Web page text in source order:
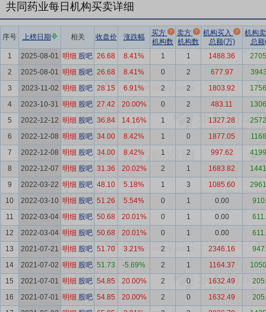
共同药业每日机构买卖详细
序号 上榜日期 相关 收盘价 涨跌幅
买方
机构数
卖方
机构数
机构买入
总额(万)
机构
总
1
2025-08-01 明细 股吧 26.68 8.41% 1 1 1488.36
2
2025-08-01 明细 股吧 26.68 8.41% 0 2 677.97
3
2023-11-02 明细 股吧 28.15 6.91% 2 2 1803.92
4
2023-10-31 明细 股吧 27.42 20.00% 0 2 483.11
5
2022-12-12 明细 股吧 36.84 14.16% 1 2 1327.28
6
2022-12-08 明细 股吧 34.00 8.42% 1 0 1877.05
7
2022-12-08 明细 股吧 34.00 8.42% 1 2 997.62
8
2022-12-07 明细 股吧 31.36 20.02% 2 1 1683.82
9
2022-03-22 明细 股吧 48.10 5.18% 1 3 1085.60
10
2022-03-10 明细 股吧 51.26 5.54% 0 1 0.00
11
2022-03-04 明细 股吧 50.68 20.01% 0 1 0.00
12
2022-03-04 明细 股吧 50.68 20.01% 0 1 0.00
13
2021-07-21 明细 股吧 51.70 3.21% 2 1 2346.16
14
2021-07-02 明细 股吧 51.73 -5.69% 2 1 1164.37
15
2021-07-01 明细 股吧 54.85 20.00% 2 0 1632.49
16
2021-07-01 明细 股吧 54.85 20.00% 2 0 1632.49